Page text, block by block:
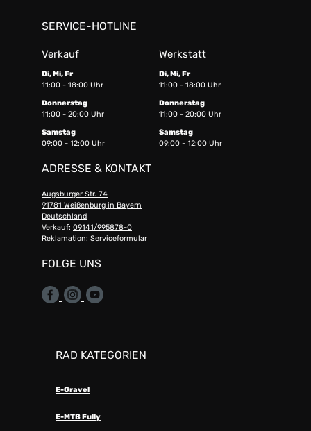
SERVICE-HOTLINE
Verkauf Werkstatt
Di, Mi, Fr
11:00 - 18:00 Uhr
Di, Mi, Fr
11:00 - 18:00 Uhr
Donnerstag
11:00 - 20:00 Uhr
Donnerstag
11:00 - 20:00 Uhr
Samstag
09:00 - 12:00 Uhr
Samstag
09:00 - 12:00 Uhr
ADRESSE & KONTAKT
Augsburger Str. 74
91781 Weißenburg in Bayern
Deutschland
Verkauf: 09141/995878-0
Reklamation: Serviceformular
FOLGE UNS
RAD KATEGORIEN
E-Gravel
E-MTB Fully